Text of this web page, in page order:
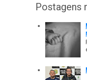
Postagens